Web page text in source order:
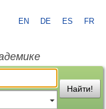
EN DE ES FR
Найти!